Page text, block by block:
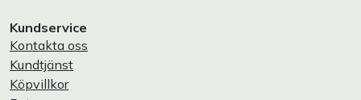
Kundservice
Kontakta oss
Kundtjänst
Köpvillkor